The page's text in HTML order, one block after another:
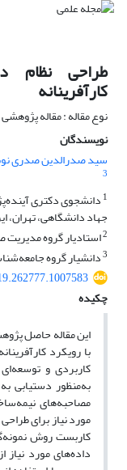
طراحی نظام
کارآفرینانه
نوع مقاله : مقاله پژوهشی
نویسندگان
سید صدرالدین صدری
3
1 دانشجوی دکتری
جهاد دانشگاهی، تهران،
2استادیار گروه مدیریت
3دانشیار گروه
چکیده
این مقاله حاصل
با رویکرد
کاربردی و
به‌منظور دستیابی
مصاحبه‌های
مورد نیاز برای
کاربست روش
داده‌های مورد